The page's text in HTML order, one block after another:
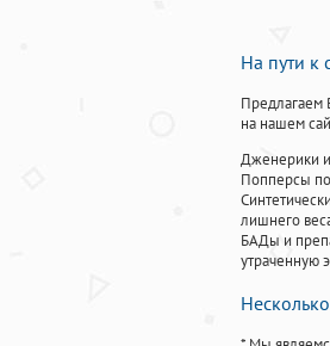
На пути к
Предлагаем
на нашем
Дженерики
Попперсы
лишнего
БАДы и
утраченную